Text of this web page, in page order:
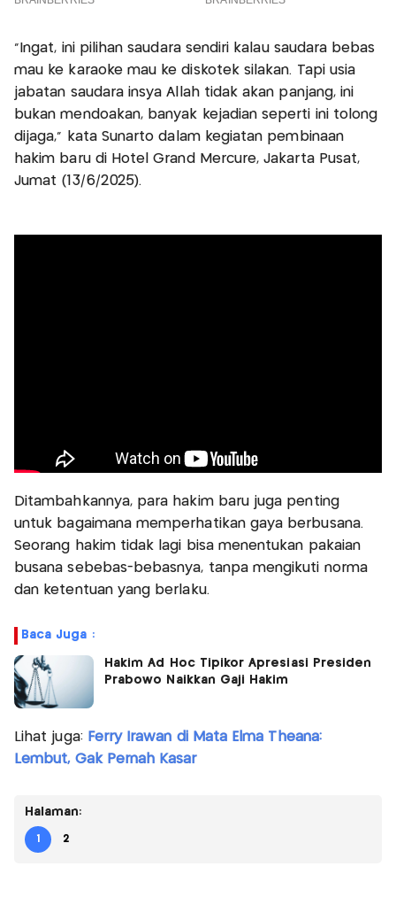
"Ingat, ini pilihan saudara sendiri kalau saudara bebas
mau ke karaoke mau ke diskotek silakan. Tapi usia
jabatan saudara insya Allah tidak akan panjang, ini
bukan mendoakan, banyak kejadian seperti ini tolong
dijaga," kata Sunarto dalam kegiatan pembinaan
hakim baru di Hotel Grand Mercure, Jakarta Pusat,
Jumat (13/6/2025).
Ditambahkannya, para hakim baru juga penting
untuk bagaimana memperhatikan gaya berbusana.
Seorang hakim tidak lagi bisa menentukan pakaian
busana sebebas-bebasnya, tanpa mengikuti norma
dan ketentuan yang berlaku.
Baca Juga :
Hakim Ad Hoc Tipikor Apresiasi Presiden
Prabowo Naikkan Gaji Hakim
Lihat juga: Ferry Irawan di Mata Elma Theana:
Lembut, Gak Pernah Kasar
Halaman:
1 2